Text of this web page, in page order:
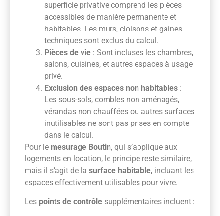
superficie privative comprend les pièces
accessibles de manière permanente et
habitables. Les murs, cloisons et gaines
techniques sont exclus du calcul.
Pièces de vie : Sont incluses les chambres,
salons, cuisines, et autres espaces à usage
privé.
Exclusion des espaces non habitables :
Les sous-sols, combles non aménagés,
vérandas non chauffées ou autres surfaces
inutilisables ne sont pas prises en compte
dans le calcul.
Pour le mesurage Boutin, qui s’applique aux
logements en location, le principe reste similaire,
mais il s’agit de la surface habitable, incluant les
espaces effectivement utilisables pour vivre.
Les points de contrôle supplémentaires incluent :